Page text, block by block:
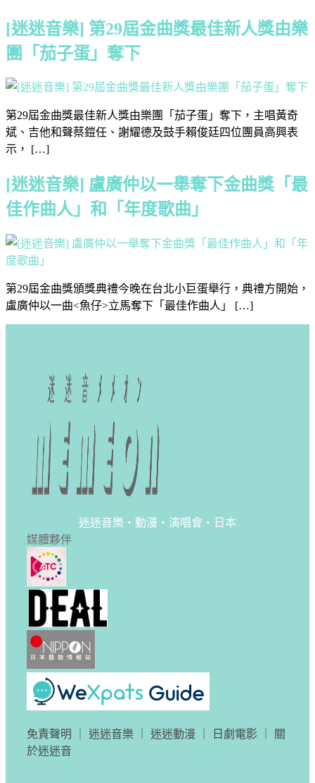
[迷迷音樂] 第29屆金曲獎最佳新人獎由樂
團「茄子蛋」奪下
第29屆金曲獎最佳新人獎由樂團「茄子蛋」奪下，主唱黃奇
斌、吉他和聲蔡鎧任、謝耀德及鼓手賴俊廷四位團員高興表
示， […]
[迷迷音樂] 盧廣仲以一舉奪下金曲獎「最
佳作曲人」和「年度歌曲」
第29屆金曲獎頒獎典禮今晚在台北小巨蛋舉行，典禮方開始，
盧廣仲以一曲<魚仔>立馬奪下「最佳作曲人」 […]
迷迷音樂・動漫・演唱會・日本
媒體夥伴
免責聲明 迷迷音樂 迷迷動漫 日劇電影
關
於迷迷音